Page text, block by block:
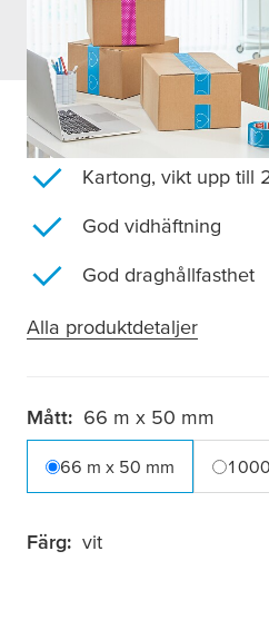
tesapack® packtejp i
Kartong, vikt upp till
God vidhäftning
God draghållfasthet
Alla produktdetaljer
Mått: 66 m x 50 mm
66 m x 50 mm
Färg: vit